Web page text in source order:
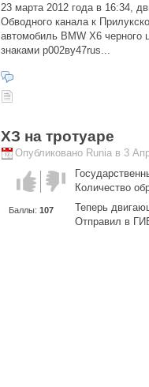
23 марта 2012 года в 16:34,
Обводного канала к
автомобиль BMW X6 черного
знаками р002ву47rus...
ХЗ на тротуаре
Опубликовано Runia в 3
Голос за!Голос
против!
Баллы: 107
Количество
Теперь
Отправил в